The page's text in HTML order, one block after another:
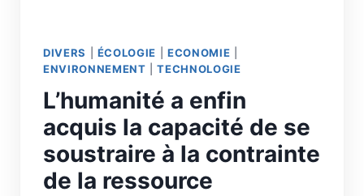
DIVERS ÉCOLOGIE ECONOMIE
ENVIRONNEMENT |TECHNOLOGIE
L’humanité a enfin
acquis la capacité de se
soustraire à la contrainte
de la ressource